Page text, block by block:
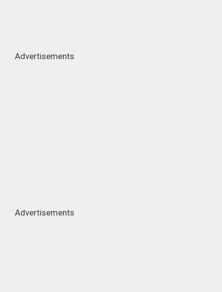
Advertisements
Advertisements